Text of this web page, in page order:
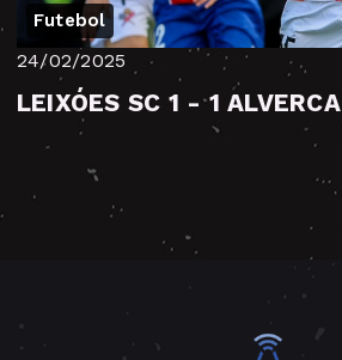
Futebol
24/02/2025
LEIXÓES SC 1 - 1 ALVERCA